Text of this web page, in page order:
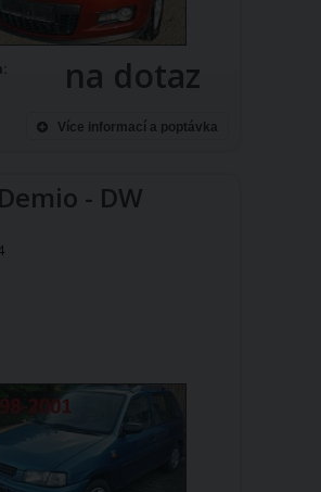
na dotaz
Více informací a poptávka
Demio - DW